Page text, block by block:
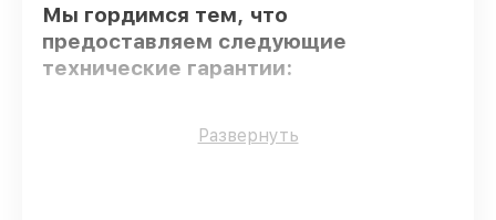
Мы гордимся тем, что
предоставляем следующие
технические гарантии:
Использование оригинальных
Развернуть